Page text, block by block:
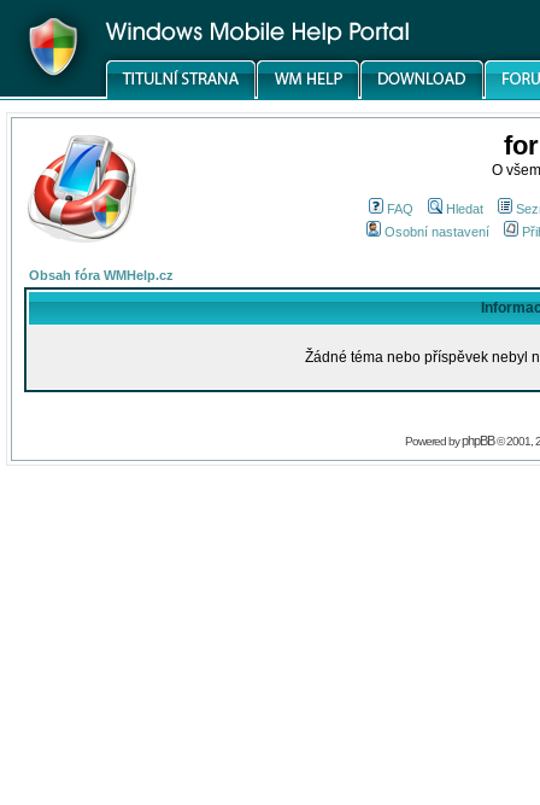
O
FAQ Hledat
Osobní nastavení
Obsah fóra WMHelp.cz
Žádné téma nebo příspěvek nebyl
Powered byphpBB© 2001,